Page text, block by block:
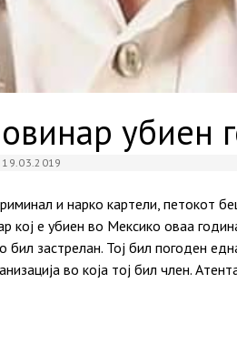
убиен
19.03.2019
и нарко картели, петокот
е убиен во Мексико оваа
застрелан. Тој бил погоден
во која тој бил член.